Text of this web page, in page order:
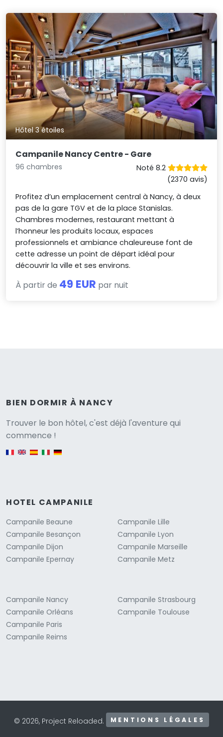
Hôtel 3 étoiles
Campanile Nancy Centre - Gare
96 chambres
Noté 8.2
(2370 avis)
Profitez d’un emplacement central à Nancy, à deux
pas de la gare TGV et de la place Stanislas.
Chambres modernes, restaurant mettant à
l’honneur les produits locaux, espaces
professionnels et ambiance chaleureuse font de
cette adresse un point de départ idéal pour
découvrir la ville et ses environs.
À partir de 49 EUR par nuit
BIEN DORMIR À NANCY
Trouver le bon hôtel, c'est déjà l'aventure qui
commence !
HOTEL CAMPANILE
Campanile Beaune
Campanile Besançon
Campanile Dijon
Campanile Epernay
Campanile Lille
Campanile Lyon
Campanile Marseille
Campanile Metz
Campanile Nancy
Campanile Orléans
Campanile Paris
Campanile Reims
Campanile Strasbourg
Campanile Toulouse
© 2026, Project Reloaded. MENTIONS LÉGALES